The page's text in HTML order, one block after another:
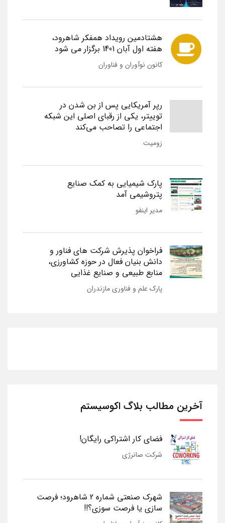
هشتادمین رویداد همفکر شاهرود،
هفته اول آبان 1401 برگزار می شود
کانون نوآوران و فناوران
رپر آمریکایی پس از بن شدن در
توییتر، یکی از رقبای اصلی این شبکه
اجتماعی را تصاحب می‌کند
زومیت
پارک شیمیایی به کمک صنایع
پتروشیمی آمد
مدیر اینفو
فراخوان پذیرش شرکت های فناور و
دانش بنیان فعال در حوزه کشاورزی،
منابع طبیعی و صنایع غذایی
پارک علم و فناوری مازندران
آخرین مطالب بلاگ اکوسیستم
فضای کار اشتراکی رایگان!
شرکت صانرژی
شهرک صنعتی شماره 2 شاهرود؛ فرصت
سازی یا فرصت سوزی؟!!